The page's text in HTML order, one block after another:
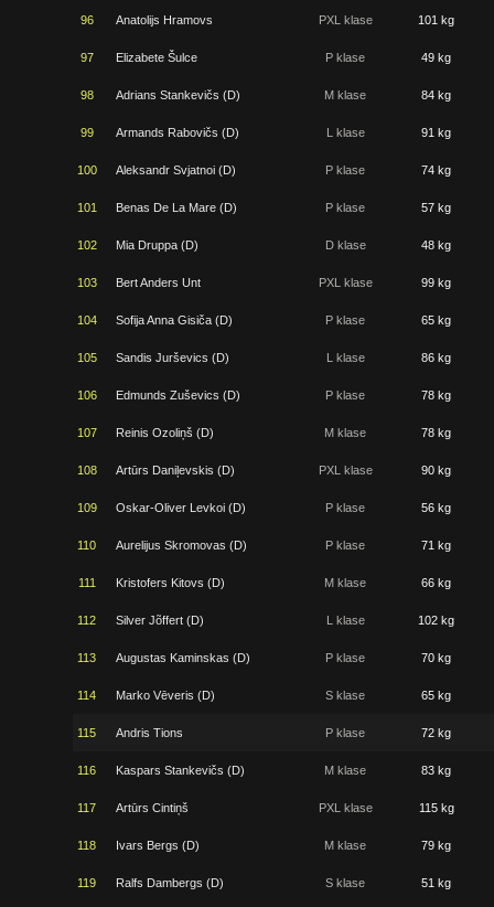
96 Anatolijs Hramovs PXL klase 101 kg
97 Elizabete Šulce P klase 49 kg
98 Adrians Stankevičs (D) M klase 84 kg
99 Armands Rabovičs (D) L klase 91 kg
100 Aleksandr Svjatnoi (D) P klase 74 kg
101 Benas De La Mare (D) P klase 57 kg
102 Mia Druppa (D) D klase 48 kg
103 Bert Anders Unt PXL klase 99 kg
104 Sofija Anna Gisiča (D) P klase 65 kg
105 Sandis Jurševics (D) L klase 86 kg
106 Edmunds Zuševics (D) P klase 78 kg
107 Reinis Ozoliņš (D) M klase 78 kg
108 Artūrs Daniļevskis (D) PXL klase 90 kg
109 Oskar-Oliver Levkoi (D) P klase 56 kg
110 Aurelijus Skromovas (D) P klase 71 kg
111 Kristofers Kitovs (D) M klase 66 kg
112 Silver Jõffert (D) L klase 102 kg
113 Augustas Kaminskas (D) P klase 70 kg
114 Marko Vēveris (D) S klase 65 kg
115 Andris Tions P klase 72 kg
116 Kaspars Stankevičs (D) M klase 83 kg
117 Artūrs Cintiņš PXL klase 115 kg
118 Ivars Bergs (D) M klase 79 kg
119 Ralfs Dambergs (D) S klase 51 kg